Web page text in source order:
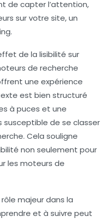
de capter l’attention,
sur votre site, un
.
de la lisibilité sur
de recherche
une expérience
est bien structuré
à puces et une
de se classer
Cela souligne
non seulement pour
les moteurs de
majeur dans la
et à suivre peut